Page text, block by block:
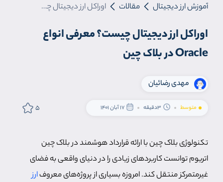
آموزش ارز دیجیتال مقالات اوراکل ارز دیجیتال چیست؟ معرفی انواع Oracle در بلاک چین
اوراکل ارز دیجیتال چیست؟ معرفی انواع
Oracle در بلاک چین
مهدی رضائیان
متوسط 3دقیقه 17 آبان 1401 5
تکنولوژی بلاک چین با ارائه قرارداد هوشمند در بلاک چین
اتریوم توانست کاربردهای زیادی را در دنیای واقعی به فضای
غیرمتمرکز منتقل کند. امروزه بسیاری از پروژه‌های معروفارز